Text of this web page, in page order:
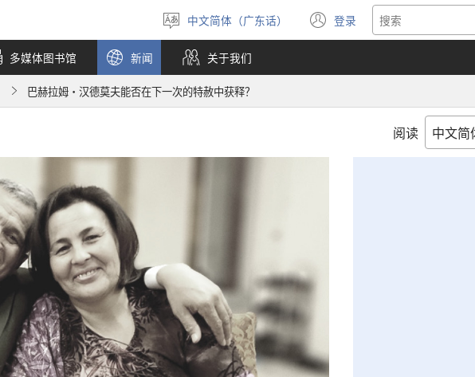
选
择
语
言
中文简体（广东话） 登录
（打
开
窗
多媒体图书馆 新闻 关于我们
巴赫拉姆·汉德莫夫能否在下一次的特赦中获释？
阅读